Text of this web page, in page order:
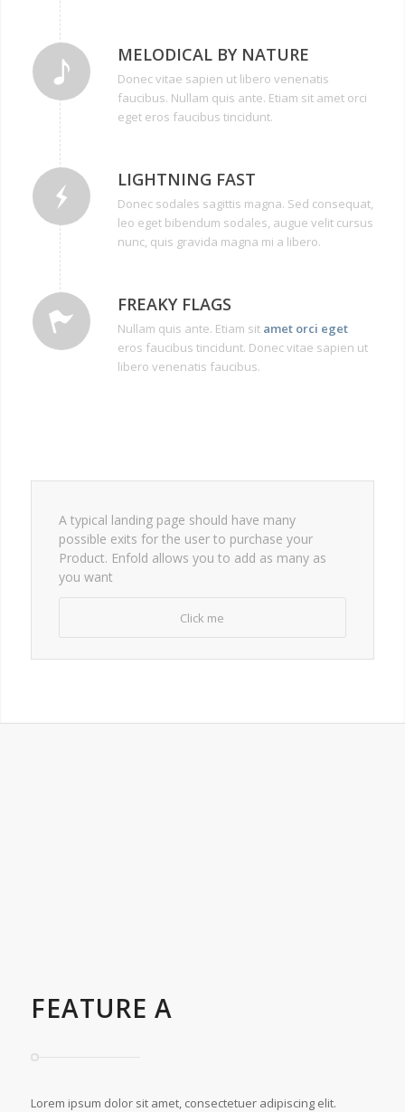
MELODICAL BY NATURE
Donec vitae sapien ut libero venenatis
faucibus. Nullam quis ante. Etiam sit amet orci
eget eros faucibus tincidunt.
LIGHTNING FAST
Donec sodales sagittis magna. Sed consequat,
leo eget bibendum sodales, augue velit cursus
nunc, quis gravida magna mi a libero.
FREAKY FLAGS
Nullam quis ante. Etiam sit amet orci eget
eros faucibus tincidunt. Donec vitae sapien ut
libero venenatis faucibus.
A typical landing page should have many
possible exits for the user to purchase your
Product. Enfold allows you to add as many as
you want
Click me
FEATURE A
Lorem ipsum dolor sit amet, consectetuer adipiscing elit.